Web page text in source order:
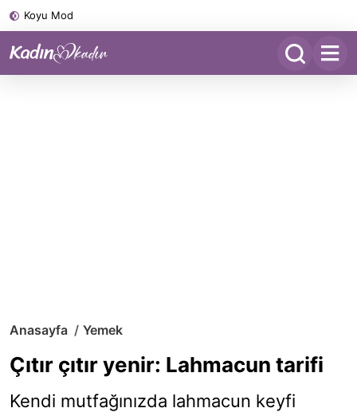
Koyu Mod
Anasayfa Yemek
Çıtır çıtır yenir: Lahmacun tarifi
Kendi mutfağınızda lahmacun keyfi